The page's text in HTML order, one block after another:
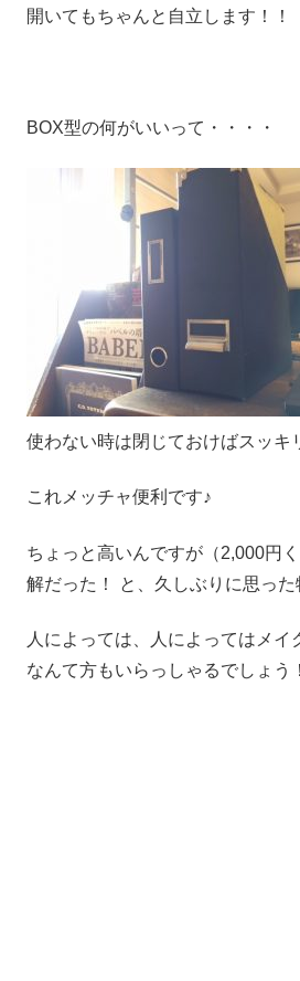
開いてもちゃんと自立します！！
BOX型の何がいいって・・・・
使わない時は閉じておけばスッキ
これメッチャ便利です♪
ちょっと高いんですが（2,000円
解だった！ と、久しぶりに思った
人によっては、人によってはメイ
なんて方もいらっしゃるでしょう